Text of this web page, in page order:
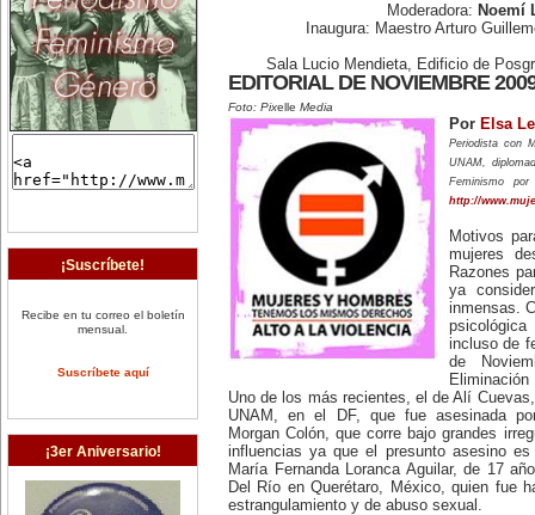
¡Suscríbete!
Recibe en tu correo el boletín
mensual.
Suscríbete aquí
¡3er Aniversario!
Moderadora: Noemí
Inaugura: Maestro Arturo
Sala Lucio Mendieta, Edificio de
EDITORIAL DE NOVIEMBRE
Foto: Pixelle Media
Por Elsa
Periodista con
UNAM,
Feminismo
http://
Motivos
mujeres
Razones
ya
inmensas.
incluso de
de
Uno de los más recientes, el de Alí
UNAM, en el DF, que fue asesinada
Morgan Colón, que corre bajo grandes
influencias ya que el presunto asesino
María Fernanda Loranca Aguilar, de 17
Del Río en Querétaro, México, quien fue
estrangulamiento y de abuso sexual.